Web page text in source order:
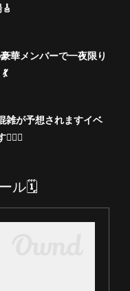
華メンバーで一夜限り
雑が予想されますイベ
ル🗓